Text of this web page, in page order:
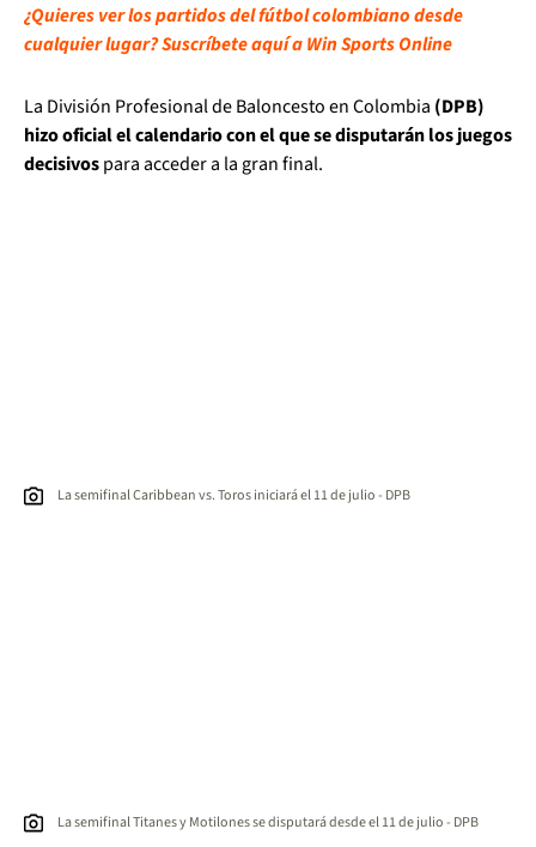
¿Quieres ver los partidos del fútbol colombiano desde
cualquier lugar? Suscríbete aquí a Win Sports Online
La División Profesional de Baloncesto en Colombia (DPB)
hizo oficial el calendario con el que se disputarán los juegos
decisivospara acceder a la gran final.
La semifinal Caribbean vs. Toros iniciará el 11 de julio - DPB
La semifinal Titanes y Motilones se disputará desde el 11 de julio - DPB